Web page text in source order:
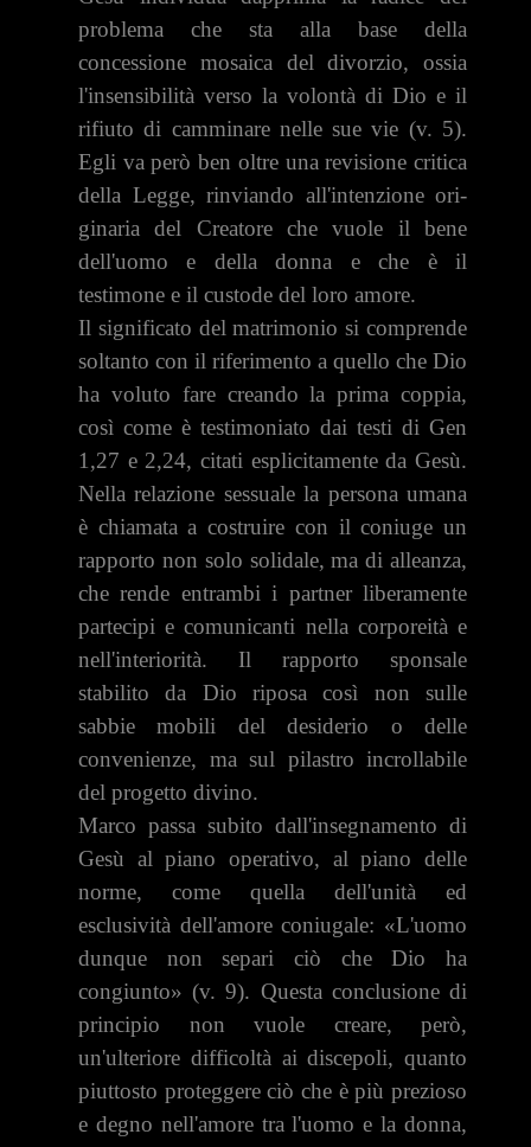
problema che sta alla base della
concessione mosaica del divorzio, os­sia
l'insensibilità verso la volontà di Dio e il
rifiuto di camminare nelle sue vie (v. 5).
Egli va però ben oltre una revisione critica
della Legge, rinviando all'intenzione ori­
ginaria del Creatore che vuole il bene
dell'uomo e della donna e che è il
testimone e il custode del loro amore.
Il significato del matrimonio si comprende
soltanto con il riferimento a quello che Dio
ha voluto fare creando la prima coppia,
così come è testimoniato dai testi di Gen
1,27 e 2,24, citati esplicitamente da Gesù.
Nella relazione sessuale la persona umana
è chiamata a costruire con il coniuge un
rapporto non solo solidale, ma di alleanza,
che rende entrambi i partner liberamente
partecipi e comunicanti nella corporeità e
nell'interiorità. Il rapporto sponsale
stabilito da Dio riposa così non sulle
sabbie mo­bili del desiderio o delle
convenienze, ma sul pilastro incrollabile
del progetto divino.
Marco passa subito dall'insegnamento di
Gesù al piano ope­rativo, al piano delle
norme, come quella dell'u­nità ed
esclusività dell'amore coniugale: «L'uomo
dunque non separi ciò che Dio ha
congiunto» (v. 9). Questa con­clusione di
principio non vuole creare, però,
un'ulteriore difficoltà ai discepoli, quanto
piuttosto proteggere ciò che è più prezioso
e degno nell'amore tra l'uomo e la donna,